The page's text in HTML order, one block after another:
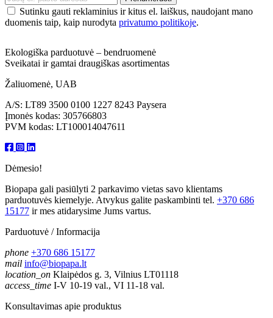
Sutinku gauti reklaminius ir kitus el. laiškus, naudojant mano
duomenis taip, kaip nurodyta privatumo politikoje.
Ekologiška parduotuvė – bendruomenė
Sveikatai ir gamtai draugiškas asortimentas
Žaliuomenė, UAB
A/S: LT89 3500 0100 1227 8243 Paysera
Įmonės kodas: 305766803
PVM kodas: LT100014047611
Dėmesio!
Biopapa gali pasiūlyti 2 parkavimo vietas savo klientams
parduotuvės kiemelyje. Atvykus galite paskambinti tel. +370 686
15177 ir mes atidarysime Jums vartus.
Parduotuvė / Informacija
phone +370 686 15177
mail info@biopapa.lt
location_on Klaipėdos g. 3, Vilnius LT01118
access_time I-V 10-19 val., VI 11-18 val.
Konsultavimas apie produktus